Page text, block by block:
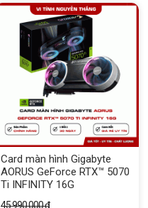
Card màn hình Gigabyte
AORUS GeForce RTX™ 5070
Ti INFINITY 16G
45.990.000 đ